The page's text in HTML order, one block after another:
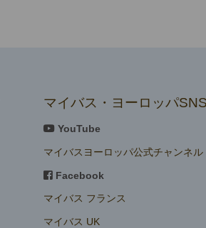
マイバス・ヨーロッパ
YouTube
マイバスヨーロッパ公式チャンネル
Facebook
マイバス フランス
マイバス UK